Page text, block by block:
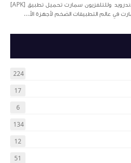
تحميل تطبيق [APK] HDO Box للاندرويد وللتلفزيون سمارت تحميل تطبيق [APK]
224
17
6
134
12
51